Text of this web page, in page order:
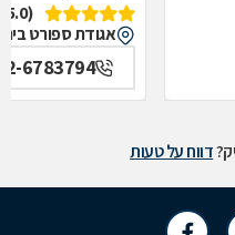
(5.0)
אגודת ספורט בית"ר 1,
6783794
דווח על טעות